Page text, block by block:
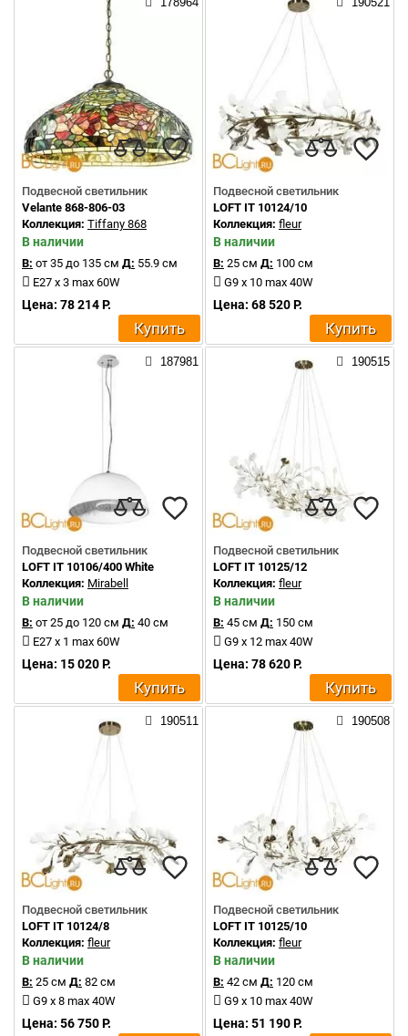
Подвесной светильник
Velante 868-806-03
Коллекция: Tiffany 868
В наличии
В: от 35 до 135 см Д: 55.9 см
E27 x 3 max 60W
Цена: 78 214 Р.
Купить
Подвесной светильник
LOFT IT 10124/10
Коллекция: fleur
В наличии
В: 25 см Д: 100 см
G9 x 10 max 40W
Цена: 68 520 Р.
Купить
187981
Подвесной светильник
LOFT IT 10106/400 White
Коллекция: Mirabell
В наличии
В: от 25 до 120 см Д: 40 см
E27 x 1 max 60W
Цена: 15 020 Р.
Купить
190515
Подвесной светильник
LOFT IT 10125/12
Коллекция: fleur
В наличии
В: 45 см Д: 150 см
G9 x 12 max 40W
Цена: 78 620 Р.
Купить
190511
Подвесной светильник
LOFT IT 10124/8
Коллекция: fleur
В наличии
В: 25 см Д: 82 см
G9 x 8 max 40W
Цена: 56 750 Р.
190508
Подвесной светильник
LOFT IT 10125/10
Коллекция: fleur
В наличии
В: 42 см Д: 120 см
G9 x 10 max 40W
Цена: 51 190 Р.